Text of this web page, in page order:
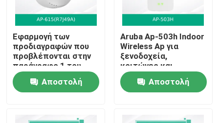
Προϊόντα
Βίντεο
Εφαρμογή των
προδιαγραφών που
προβλέπονται στην
παράγραφο 1 του
παρόντος
παραρτήματος
Αποστολή
Aruba Ap-503h Indoor
Wireless Ap για
ξενοδοχεία,
κοιτώνες και
απομακρυσμένα
γραφείαΑποστολή